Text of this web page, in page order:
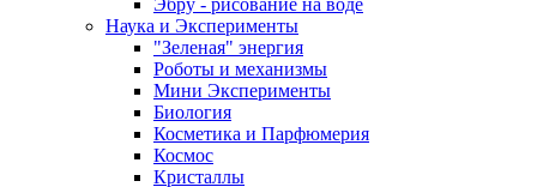
Наука и Эксперименты
"Зеленая" энергия
Роботы и механизмы
Мини Эксперименты
Биология
Косметика и Парфюмерия
Космос
Кристаллы